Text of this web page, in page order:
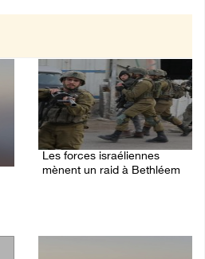
Les forces israéliennes
mènent un raid à Bethléem